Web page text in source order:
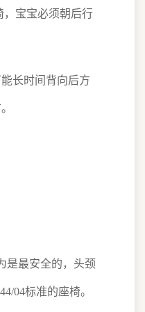
，宝宝必须朝后行
长时间背向后方
是最安全的，头颈
04标准的座椅。